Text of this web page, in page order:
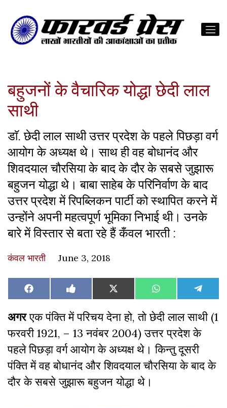
बहुजनों के वैचारिक योद्धा छेदी लाल
साथी
डाॅ. छेदी लाल साथी उत्तर प्रदेश के पहले पिछड़ा वर्ग
आयोग के अध्यक्ष थे। साथ ही वह बोधानंद और
शिवदयाल चौरसिया के बाद के दौर के सबसे जुझारू
बहुजन योद्धा थे। बाबा साहेब के परिनिर्वाण के बाद
उत्तर प्रदेश में रिपब्लिकन पार्टी को स्थापित करने में
उन्होंने अपनी महत्वपूर्ण भूमिका निभाई थी। उनके
बारे में विस्तार से बता रहे हैं कँवल भारती :
कंवल भारती June 3, 2018
Share
on
Facebook Share
on
Like
on
Facebook
Share
on
X
(Twitter)
Share
on
WhatsAppShare
on
अगरएक पंक्ति में परिचय देना हो, तो छेदी लाल साथी (1
फरवरी 1921, – 13 नवंबर 2004) उत्तर प्रदेश के
पहले पिछड़ा वर्ग आयोग के अध्यक्ष थे। किन्तु दूसरी
पंक्ति में वह बोधानंद और शिवदयाल चौरसिया के बाद के
दौर के सबसे जुझारू बहुजन योद्धा थे।